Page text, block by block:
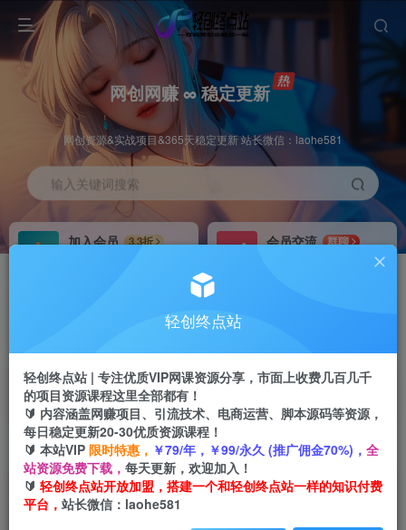
网创网赚 ∞ 稳定更新
网创资源&实战项目&365天稳定更新 站长微信：laohe581
输入关键词搜索
加入会员
3.3折
会员交流
群聊
首页 创业课程 会员专属 正文
（7306期）短视频图书带货项目，从0到1开始运
营抖音图书账号（10节课）
轻创终点站
轻创终点站 | 专注优质VIP网课资源分享，市面上收费几百几千
的项目资源课程这里全部都有！
🔰 内容涵盖网赚项目、引流技术、电商运营、脚本源码等资源，
每日稳定更新20-30优质资源课程！
🔰 本站VIP 限时特惠， ￥79/年，￥99/永久 (推广佣金70%)， 全
站资源免费下载， 每天更新，欢迎加入！
🔰 轻创终点站开放加盟，搭建一个和轻创终点站一样的知识付费
平台， 站长微信：laohe581